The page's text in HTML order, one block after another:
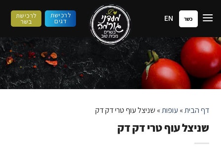
לתוכן
כשר EN לרכישת
דגים
לרכישת
בשר
דף הבית» עופות» שניצל עוף טרי דק דק
שניצל עוף טרי דק דק